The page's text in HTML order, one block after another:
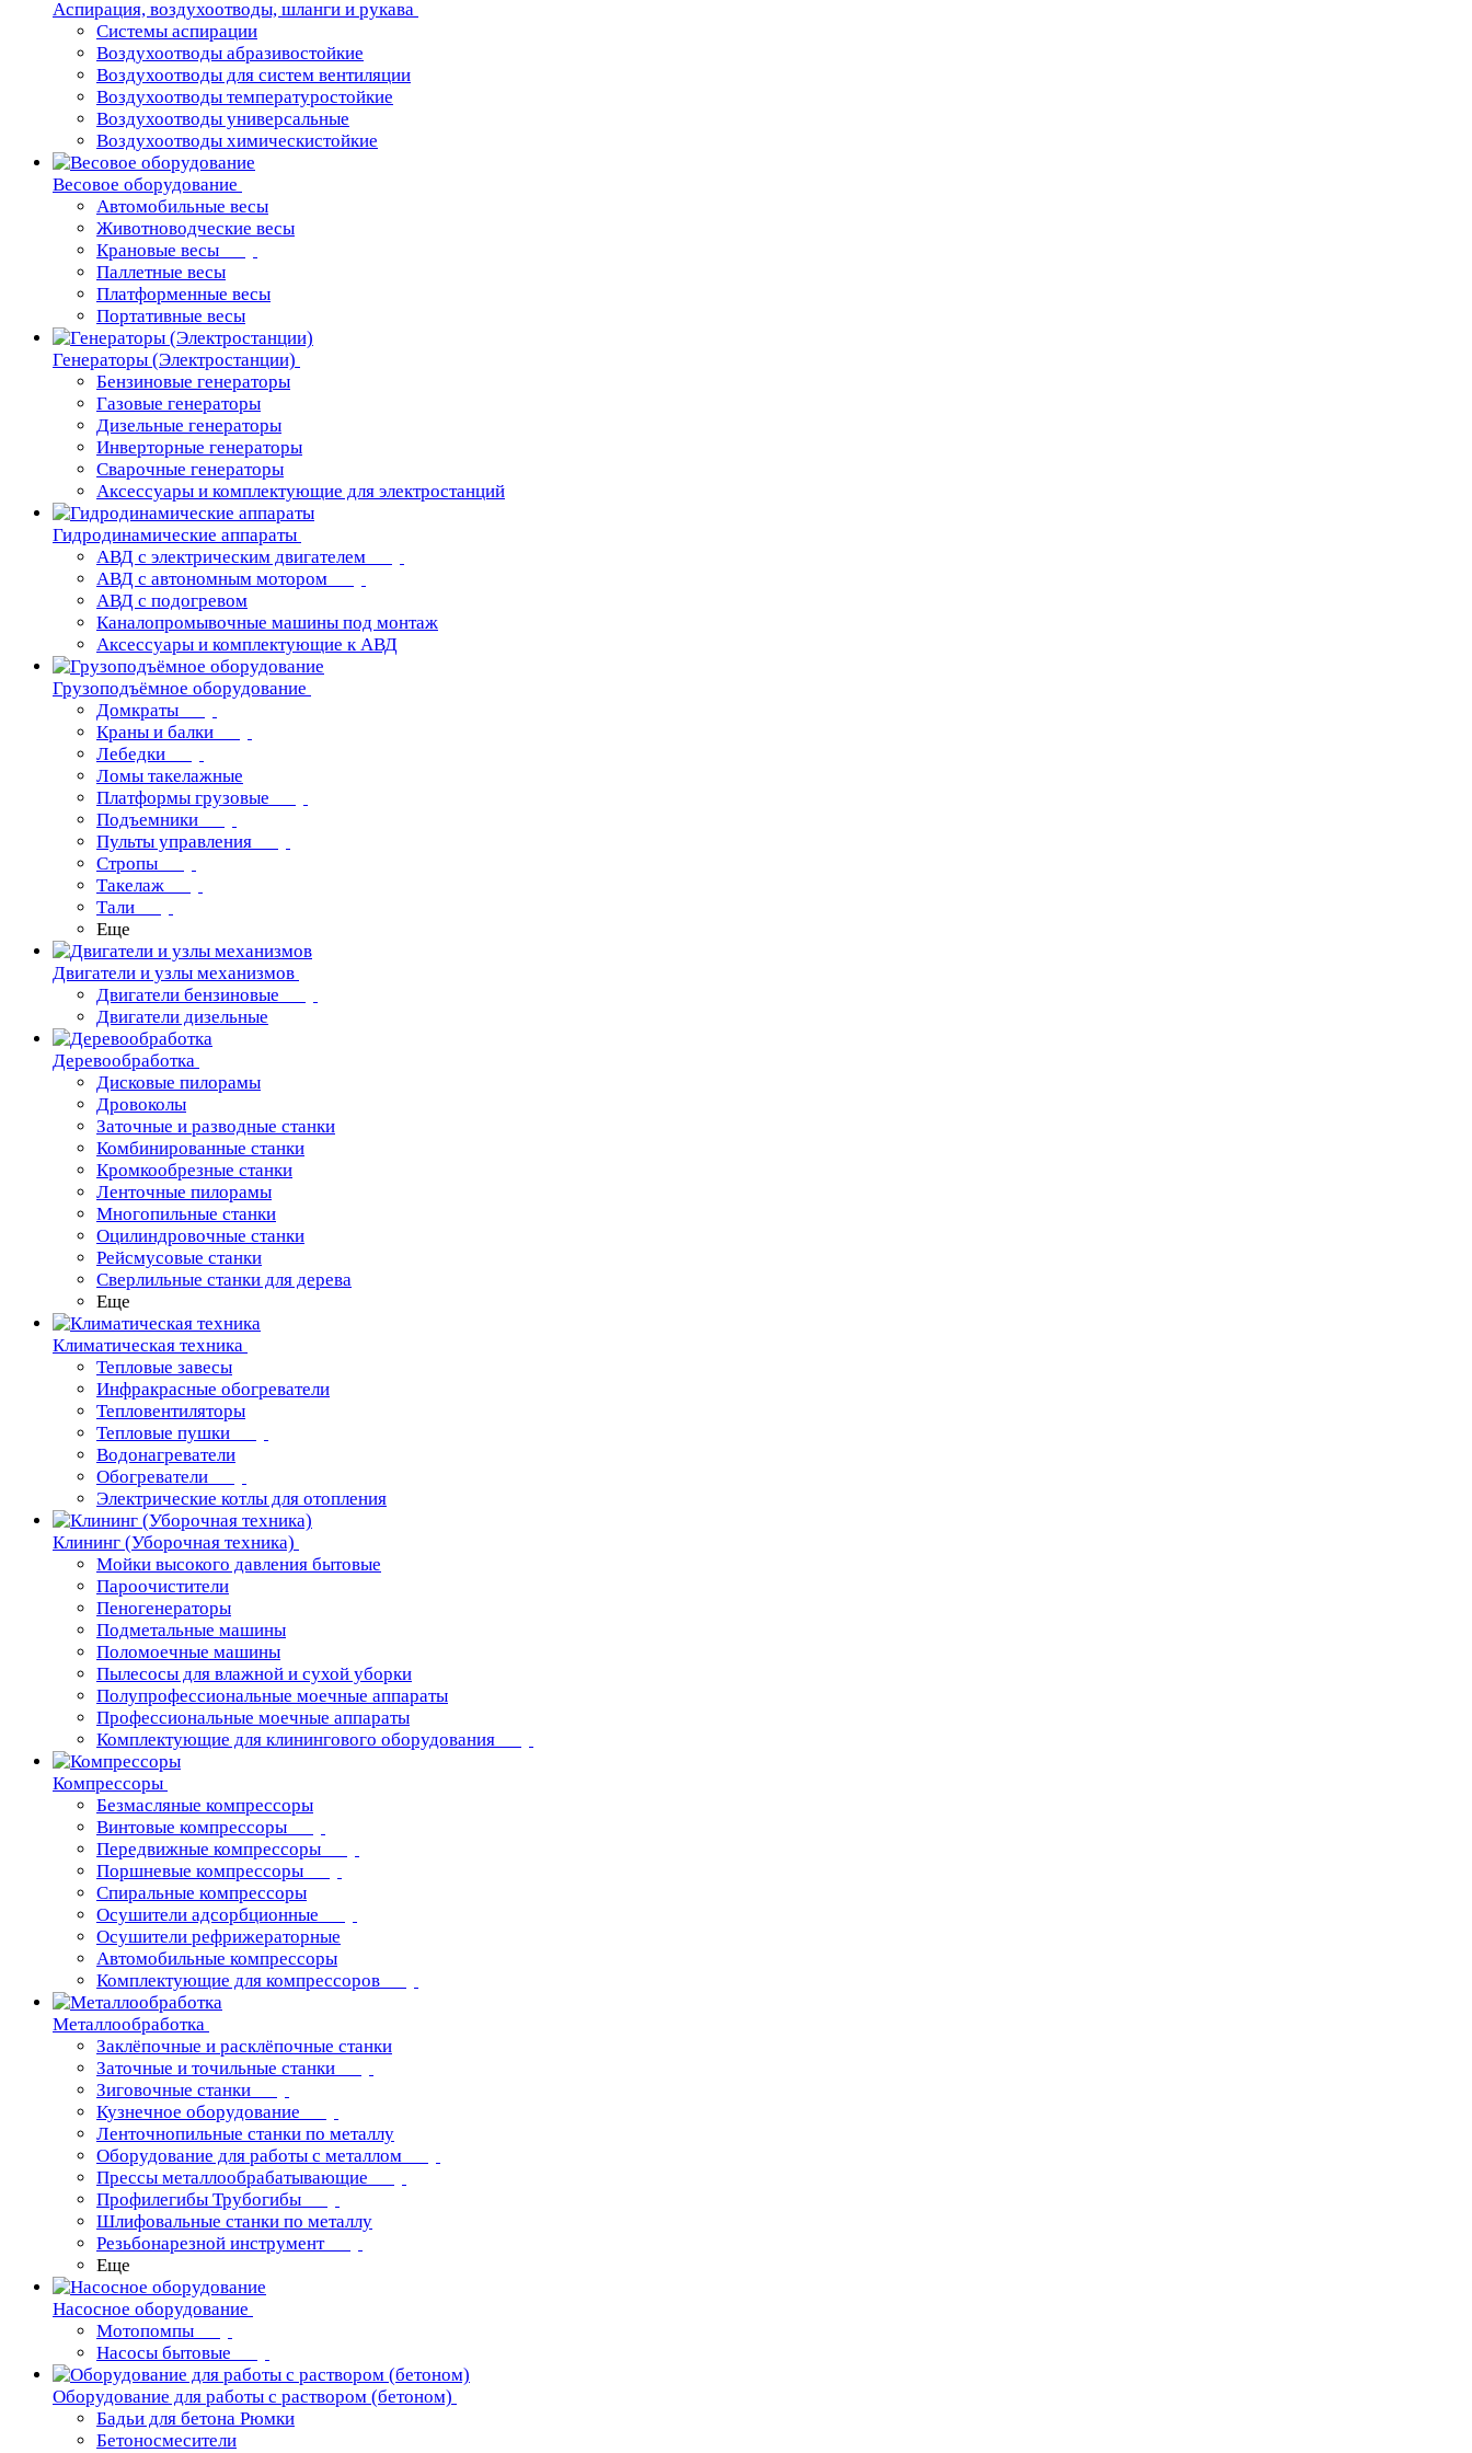
Аспирация, воздухоотводы, шланги и рукава
Системы аспирации
Воздухоотводы абразивостойкие
Воздухоотводы для систем вентиляции
Воздухоотводы температуростойкие
Воздухоотводы универсальные
Воздухоотводы химическистойкие
Весовое оборудование
Автомобильные весы
Животноводческие весы
Крановые весы
Паллетные весы
Платформенные весы
Портативные весы
Генераторы (Электростанции)
Бензиновые генераторы
Газовые генераторы
Дизельные генераторы
Инверторные генераторы
Сварочные генераторы
Аксессуары и комплектующие для электростанций
Гидродинамические аппараты
АВД с электрическим двигателем
АВД с автономным мотором
АВД с подогревом
Каналопромывочные машины под монтаж
Аксессуары и комплектующие к АВД
Грузоподъёмное оборудование
Домкраты
Краны и балки
Лебедки
Ломы такелажные
Платформы грузовые
Подъемники
Пульты управления
Стропы
Такелаж
Тали
Еще
Двигатели и узлы механизмов
Двигатели бензиновые
Двигатели дизельные
Деревообработка
Дисковые пилорамы
Дровоколы
Заточные и разводные станки
Комбинированные станки
Кромкообрезные станки
Ленточные пилорамы
Многопильные станки
Оцилиндровочные станки
Рейсмусовые станки
Сверлильные станки для дерева
Еще
Климатическая техника
Тепловые завесы
Инфракрасные обогреватели
Тепловентиляторы
Тепловые пушки
Водонагреватели
Обогреватели
Электрические котлы для отопления
Клининг (Уборочная техника)
Мойки высокого давления бытовые
Пароочистители
Пеногенераторы
Подметальные машины
Поломоечные машины
Пылесосы для влажной и сухой уборки
Полупрофессиональные моечные аппараты
Профессиональные моечные аппараты
Комплектующие для клинингового оборудования
Компрессоры
Безмасляные компрессоры
Винтовые компрессоры
Передвижные компрессоры
Поршневые компрессоры
Спиральные компрессоры
Осушители адсорбционные
Осушители рефрижераторные
Автомобильные компрессоры
Комплектующие для компрессоров
Металлообработка
Заклёпочные и расклёпочные станки
Заточные и точильные станки
Зиговочные станки
Кузнечное оборудование
Ленточнопильные станки по металлу
Оборудование для работы с металлом
Прессы металлообрабатывающие
Профилегибы Трубогибы
Шлифовальные станки по металлу
Резьбонарезной инструмент
Еще
Насосное оборудование
Мотопомпы
Насосы бытовые
Оборудование для работы с раствором (бетоном)
Бадьи для бетона Рюмки
Бетоносмесители